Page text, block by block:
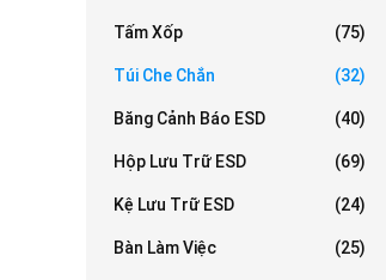
Tấm Xốp (75)
Túi Che Chắn (32)
Băng Cảnh Báo ESD (40)
Hộp Lưu Trữ ESD (69)
Kệ Lưu Trữ ESD (24)
Bàn Làm Việc (25)